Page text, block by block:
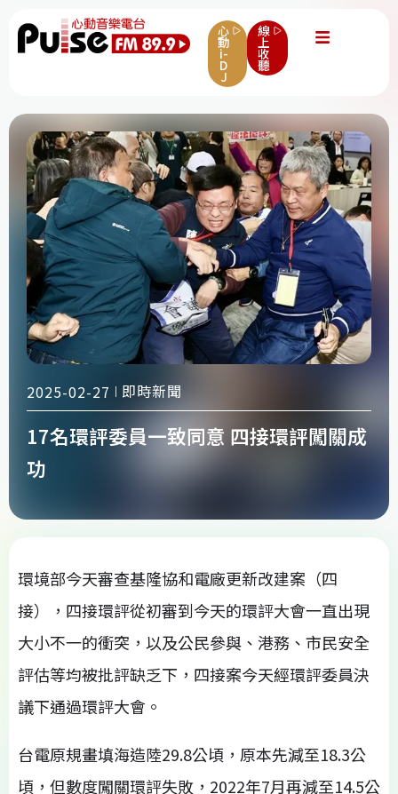
心
動
i-
D
J
線
上
收
聽
2025-02-27 即時新聞
17名環評委員一致同意 四接環評闖關成
功
環境部今天審查基隆協和電廠更新改建案（四
接），四接環評從初審到今天的環評大會一直出現
大小不一的衝突，以及公民參與、港務、市民安全
評估等均被批評缺乏下，四接案今天經環評委員決
議下通過環評大會。
台電原規畫填海造陸29.8公頃，原本先減至18.3公
頃，但數度闖關環評失敗，2022年7月再減至14.5公